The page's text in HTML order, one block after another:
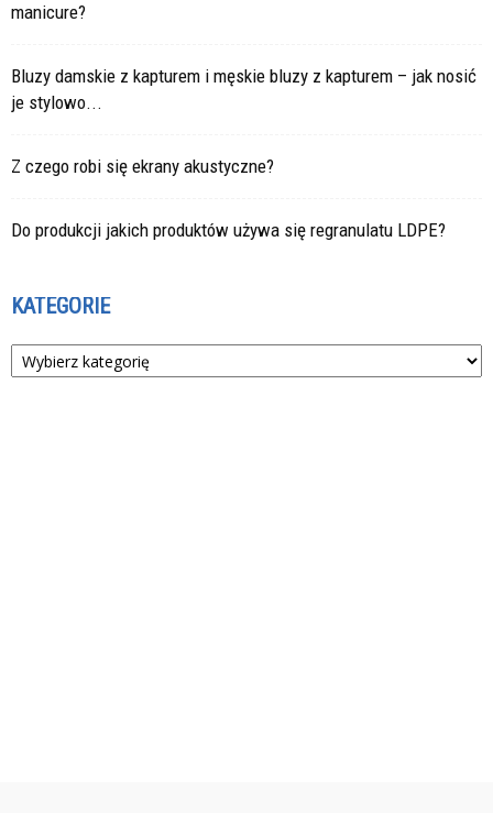
manicure?
Bluzy damskie z kapturem i męskie bluzy z kapturem – jak nosić
je stylowo...
Z czego robi się ekrany akustyczne?
Do produkcji jakich produktów używa się regranulatu LDPE?
KATEGORIE
Kategorie